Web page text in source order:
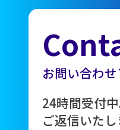
お問い合わ
24時間受付
ご返信いたし